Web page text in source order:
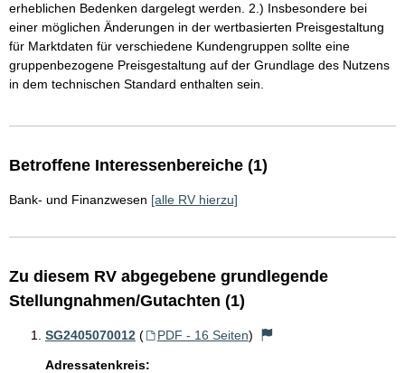
erheblichen Bedenken dargelegt werden. 2.) Insbesondere bei
einer möglichen Änderungen in der wertbasierten Preisgestaltung
für Marktdaten für verschiedene Kundengruppen sollte eine
gruppenbezogene Preisgestaltung auf der Grundlage des Nutzens
in dem technischen Standard enthalten sein.
Betroffene Interessenbereiche (1)
Bank- und Finanzwesen [alle RV hierzu]
Zu diesem RV abgegebene grundlegende
Stellungnahmen/Gutachten (1)
SG2405070012 ( PDF - 16 Seiten)
Adressatenkreis: